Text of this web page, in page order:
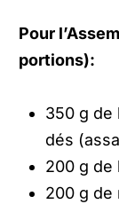
Pour
portions):
350 g de
dés
200 g de
200 g de